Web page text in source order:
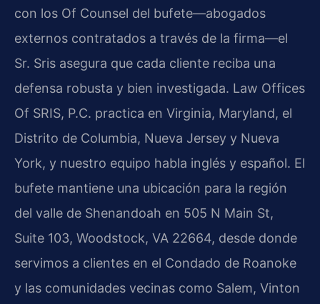
con los Of Counsel del bufete—abogados
externos contratados a través de la firma—el
Sr. Sris asegura que cada cliente reciba una
defensa robusta y bien investigada. Law Offices
Of SRIS, P.C. practica en Virginia, Maryland, el
Distrito de Columbia, Nueva Jersey y Nueva
York, y nuestro equipo habla inglés y español. El
bufete mantiene una ubicación para la región
del valle de Shenandoah en 505 N Main St,
Suite 103, Woodstock, VA 22664, desde donde
servimos a clientes en el Condado de Roanoke
y las comunidades vecinas como Salem, Vinton